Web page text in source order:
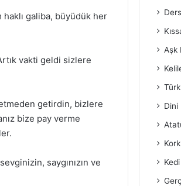
galiba, büyüdük her
vakti geldi sizlere
getirdin, bizlere
bize pay verme
saygınızın ve
Aşk
Dini